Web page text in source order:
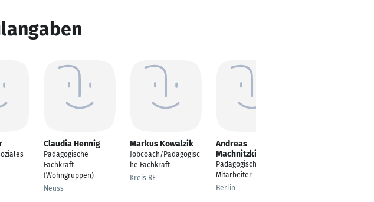
Claudia Hennig
Pädagogische
Fachkraft
(Wohngruppen)
Neuss
Markus Kowalzik
Jobcoach/Pädagogisc
he Fachkraft
Kreis RE
Andreas
Machnitzki
Pädagogischer
Mitarbeiter
Berlin